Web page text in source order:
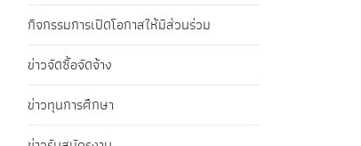
กิจกรรมการเปิดโอกาสให้มีส่วนร่วม
ข่าวจัดซื้อจัดจ้าง
ข่าวทุนการศึกษา